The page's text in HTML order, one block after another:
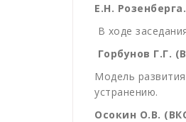
Е.Н. Розенберга.
В ходе
Горбунов Г.Г.
Модель
устранению.
Осокин О.В.